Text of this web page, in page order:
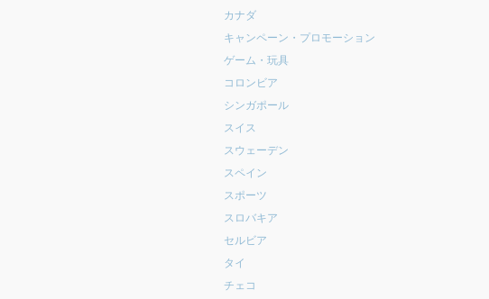
カナダ
キャンペーン・プロモーション
ゲーム・玩具
コロンビア
シンガポール
スイス
スウェーデン
スペイン
スポーツ
スロバキア
セルビア
タイ
チェコ